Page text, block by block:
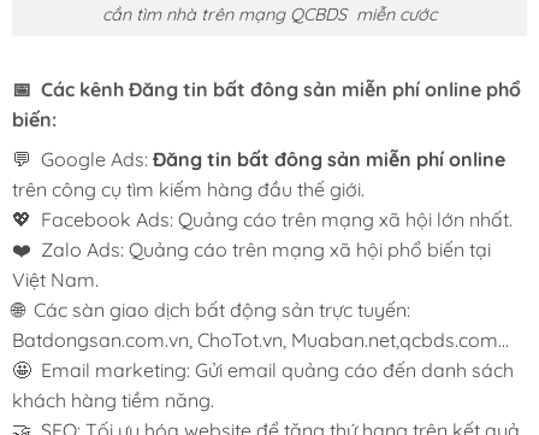
cần tìm nhà trên mạng QCBDS miễn cước
📅 Các kênh Đăng tin bất đông sản miễn phí online phổ
biến:
💬 Google Ads: Đăng tin bất đông sản miễn phí online
trên công cụ tìm kiếm hàng đầu thế giới.
💖 Facebook Ads: Quảng cáo trên mạng xã hội lớn nhất.
❤️ Zalo Ads: Quảng cáo trên mạng xã hội phổ biến tại
Việt Nam.
🌐 Các sàn giao dịch bất động sản trực tuyến:
Batdongsan.com.vn, ChoTot.vn, Muaban.net,qcbds.com…
🤩 Email marketing: Gửi email quảng cáo đến danh sách
khách hàng tiềm năng.